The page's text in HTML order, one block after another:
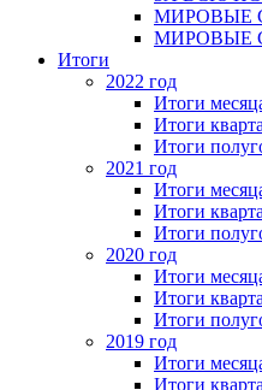
МИРОВЫЕ
МИРОВЫЕ
Итоги
2022 год
Итоги
Итоги
Итоги
2021 год
Итоги
Итоги
Итоги
2020 год
Итоги
Итоги
Итоги
2019 год
Итоги
Итоги